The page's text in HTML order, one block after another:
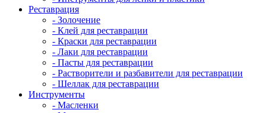
Реставрация
- Золочение
- Клей для реставрации
- Краски для реставрации
- Лаки для реставрации
- Пасты для реставрации
- Растворители и разбавители для реставрации
- Шеллак для реставрации
Инструменты
- Масленки